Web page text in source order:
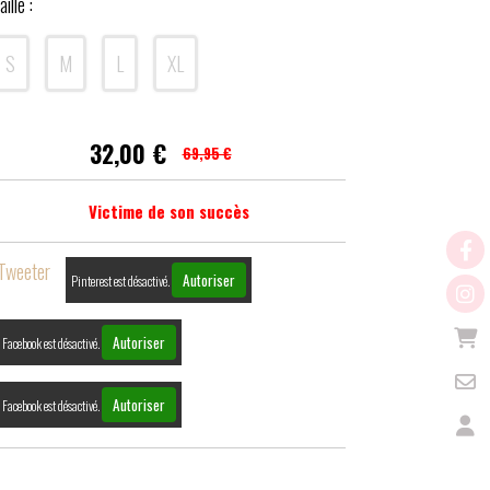
S M L XL
32,00 € 69,95 €
Victime de son succès
Pinterest est désactivé. Autoriser
Facebook est désactivé. Autoriser
Facebook est désactivé. Autoriser